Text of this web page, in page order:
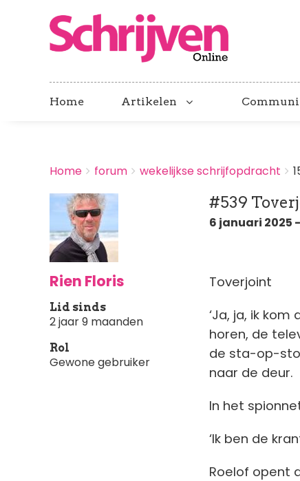
Home Artikelen
BREADCRUMBS
You
here:
Home forum wekelijkse schrijfopdracht
Rien Floris
Lid sinds
2 jaar 9 maanden
Rol
Gewone gebruiker
#539
6 januari 2025
Toverjoint
‘Ja, ja, ik kom
horen, de
de sta-op-
naar de deur.
In het
‘Ik ben de
Roelof opent